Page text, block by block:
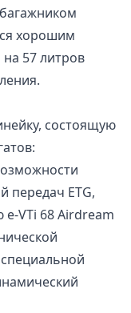
хорошим
на 57 литров
состоящую
передач ETG,
VTi 68 Airdream